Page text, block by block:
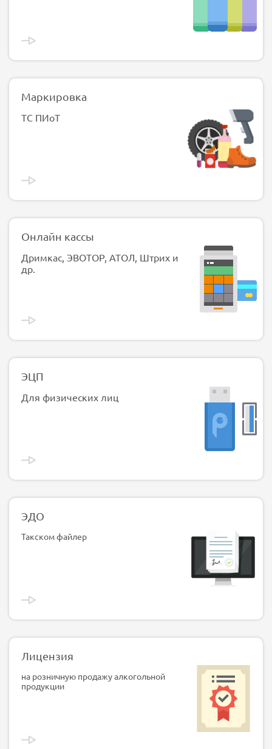
Маркировка
ТС ПИоТ
Онлайн кассы
Дримкас, ЭВОТОР, АТОЛ, Штрих и
др.
ЭЦП
Для физических лиц
ЭДО
Такском файлер
Лицензия
на розничную продажу алкогольной
продукции